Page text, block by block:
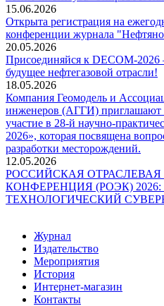
15.06.2026
Открыта регистрация на
конференции журнала
20.05.2026
Присоединяйся к DECOM-
будущее нефтегазовой отрасли!
18.05.2026
Компания Геомодель и
инженеров (АГГИ) приглашают
участие в 28-й научно-
2026», которая посвящена
разработки месторождений.
12.05.2026
РОССИЙСКАЯ ОТРАСЛЕВАЯ
КОНФЕРЕНЦИЯ (РОЭК)
ТЕХНОЛОГИЧЕСКИЙ
Журнал
Издательство
Мероприятия
История
Интернет-магазин
Контакты